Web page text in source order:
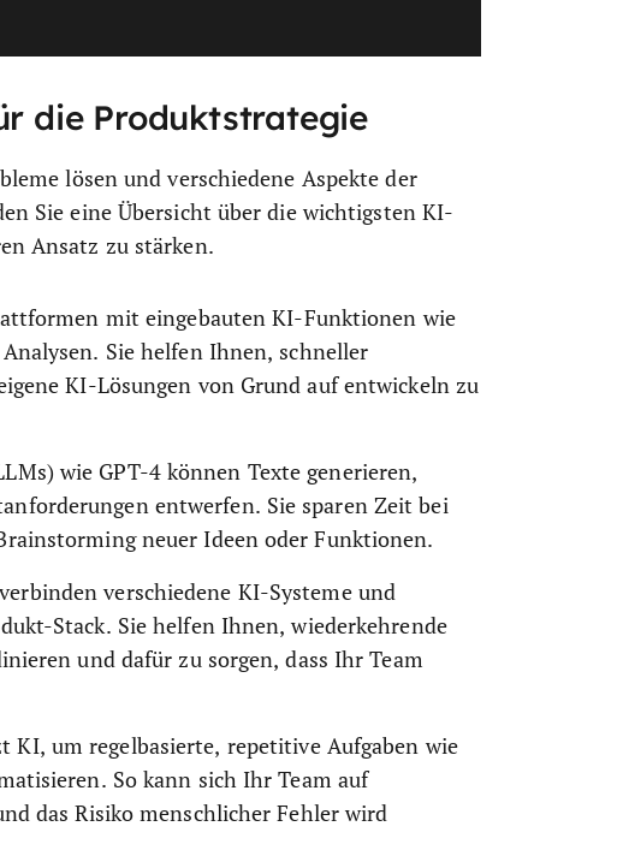
die Produktstrategie
lösen und verschiedene Aspekte der
Sie eine Übersicht über die wichtigsten KI-
Ansatz zu stärken.
mit eingebauten KI-Funktionen wie
Sie helfen Ihnen, schneller
KI-Lösungen von Grund auf entwickeln zu
wie GPT-4 können Texte generieren,
entwerfen. Sie sparen Zeit bei
neuer Ideen oder Funktionen.
verschiedene KI-Systeme und
Stack. Sie helfen Ihnen, wiederkehrende
und dafür zu sorgen, dass Ihr Team
KI, um regelbasierte, repetitive Aufgaben wie
So kann sich Ihr Team auf
das Risiko menschlicher Fehler wird